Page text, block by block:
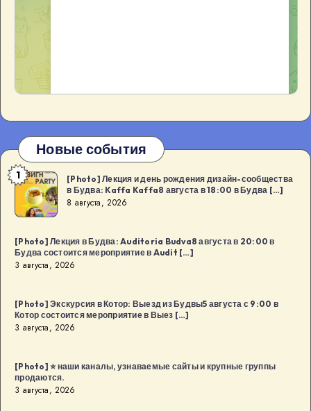
Новые события
[Photo]
Лекция
и
рождения
дизайн-
в
Будва:
Kaffa
августа
в
1
[Photo] Лекция и день рождения дизайн-сообщества
в Будва: Kaffa Kaffa8 августа в 18:00 в Будва […]
8 августа, 2026
[Photo] Лекция в Будва: Auditoria Budva8 августа в 20:00 в
Будва состоится мероприятие в Audit […]
3 августа, 2026
[Photo] Экскурсия в Котор: Выезд из Будвы5 августа с 9:00 в
Котор состоится мероприятие в Выез […]
3 августа, 2026
[Photo] ⭐️ наши каналы, узнаваемые сайты и крупные группы
продаются.
3 августа, 2026